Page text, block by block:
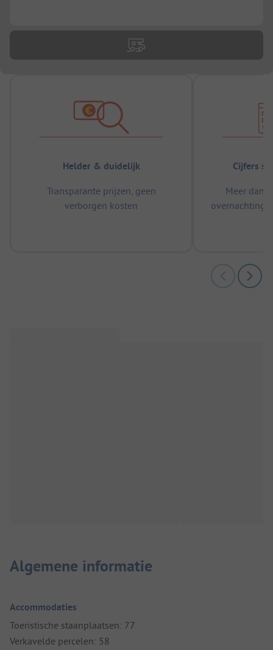
Helder & duidelijk
Transparante prijzen, geen
verborgen kosten
Cijfers
Meer dan
Algemene informatie
Accommodaties
Toeristische staanplaatsen: 77
Verkavelde percelen: 58